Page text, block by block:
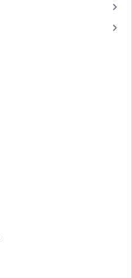
keyboard_arrow_right
keyboard_arrow_right